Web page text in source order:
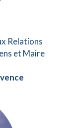
Relations
et Maire